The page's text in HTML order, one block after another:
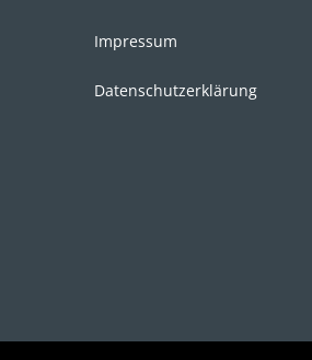
Impressum
Datenschutzerklärung